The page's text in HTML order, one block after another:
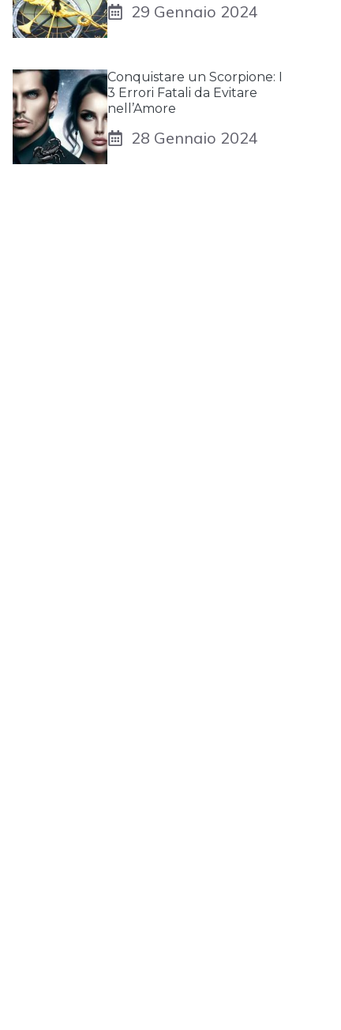
29 Gennaio 2024
Conquistare un Scorpione: I
3 Errori Fatali da Evitare
nell’Amore
28 Gennaio 2024